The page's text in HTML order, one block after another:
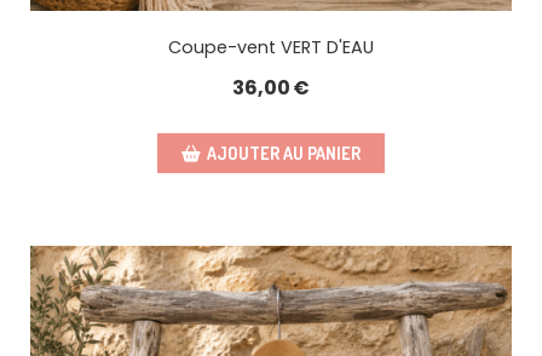
Coupe-vent VERT D'EAU
36,00€
AJOUTER AU PANIER